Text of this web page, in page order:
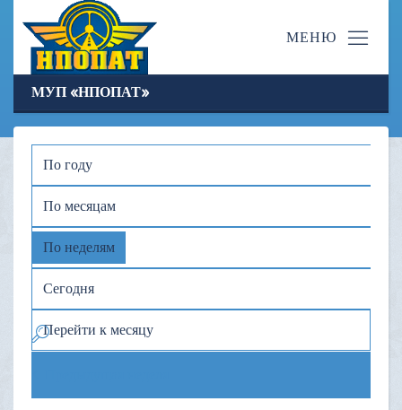
МУП «НПОПАТ»
По году
По месяцам
По неделям
Сегодня
Перейти к месяцу